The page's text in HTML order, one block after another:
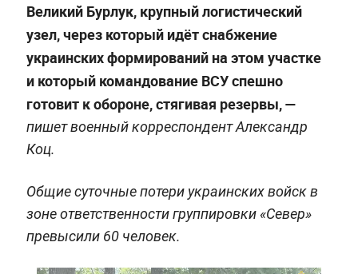
Великий Бурлук, крупный логистический
узел, через который идёт снабжение
украинских формирований на этом участке
и который командование ВСУ спешно
готовит к обороне, стягивая резервы, —
пишет военный корреспондент Александр
Коц.
Общие суточные потери украинских войск в
зоне ответственности группировки «Север»
превысили 60 человек.